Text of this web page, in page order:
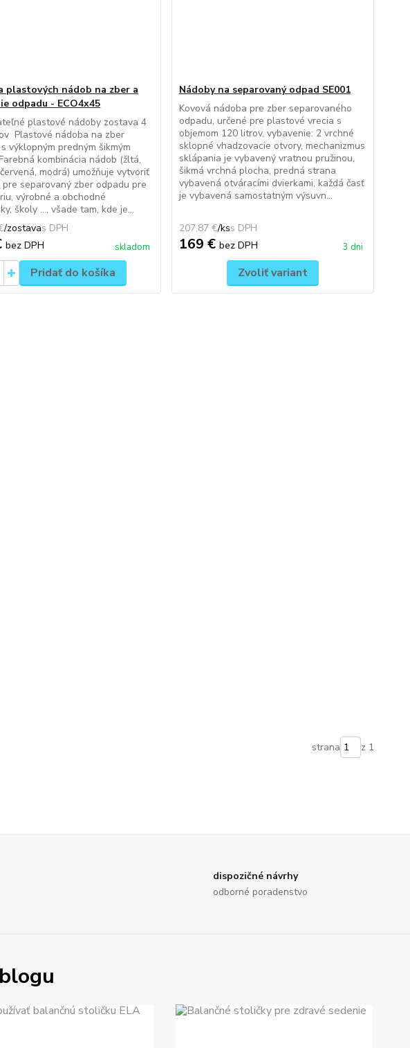
plastových nádob na zber a
odpadu - ECO4x45
plastové nádoby zostava 4
Plastové nádoba na zber
výklopným predným šikmým
kombinácia nádob (žltá,
modrá) umožňuje vytvoriť
pre separovaný zber odpadu pre
výrobné a obchodné
školy ..., všade tam, kde je...
/zostava
bez DPH skladom
Pridať do košíka
Nádoby na separovaný odpad SE001
Kovová nádoba pre zber separovaného
odpadu, určené pre plastové vrecia s
objemom 120 litrov, vybavenie: 2 vrchné
sklopné vhadzovacie otvory, mechanizmus
sklápania je vybavený vratnou pružinou,
šikmá vrchná plocha, predná strana
vybavená otváracími dvierkami, každá časť
je vybavená samostatným výsuvn...
207,87 €/ks
169 € bez DPH 3 dni
Zvoliť variant
strana z 1
dispozičné návrhy
odborné poradenstvo